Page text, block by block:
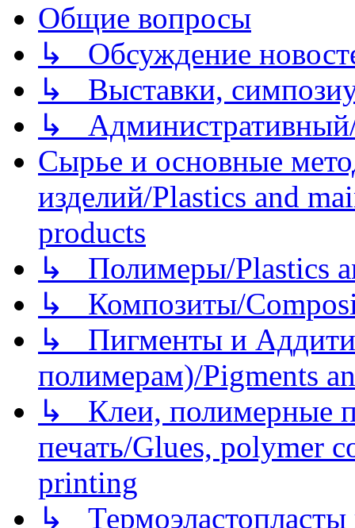
Общие вопросы
↳ Обсуждение
↳ Выставки,
↳
Сырье и основные
изделий/Plastics and
products
↳ Полимеры/Plastics
↳ Композиты/
↳ Пигменты и
полимерам)/Pigments
↳ Клеи, полимерные
печать/Glues, polymer
printing
↳